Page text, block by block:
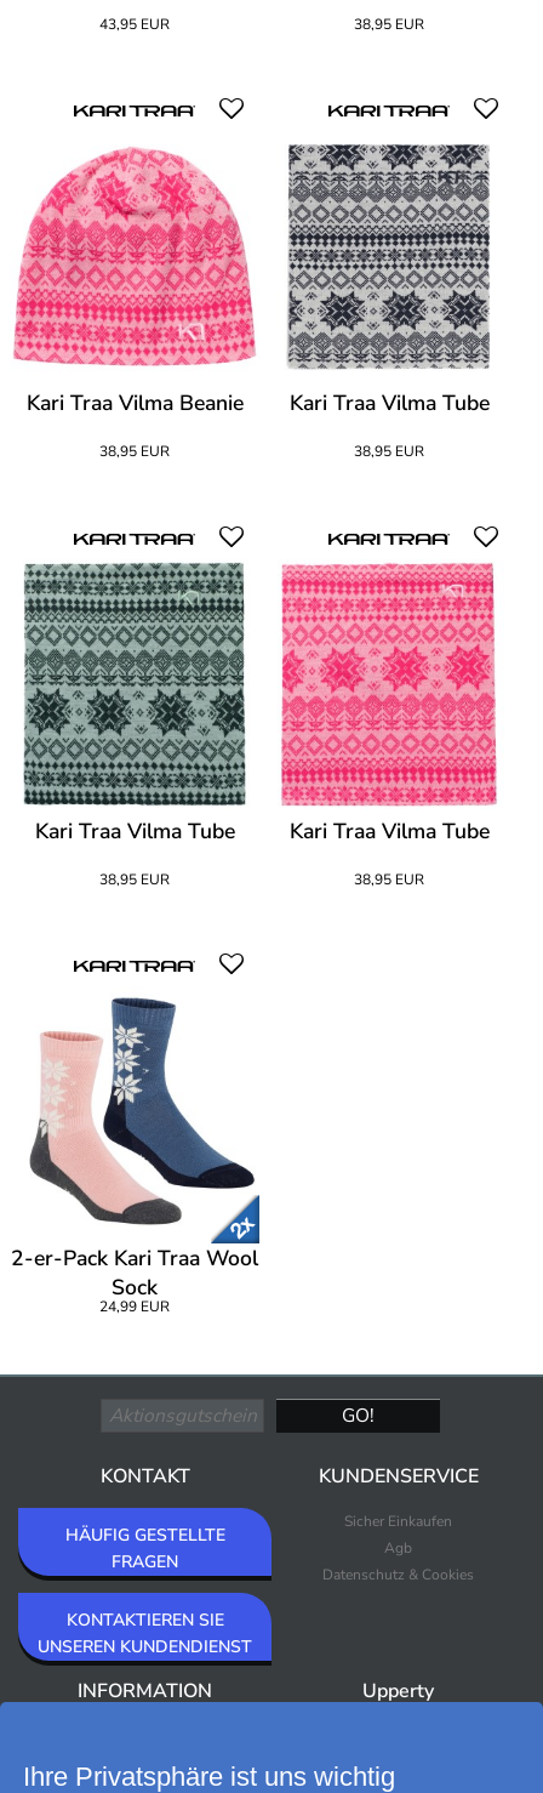
43,95 EUR 38,95 EUR
Kari Traa Vilma Beanie
38,95 EUR
Kari Traa Vilma Tube
38,95 EUR
Kari Traa Vilma Tube
38,95 EUR
Kari Traa Vilma Tube
38,95 EUR
2-er-Pack Kari Traa Wool
Sock
24,99 EUR
KONTAKT
HÄUFIG GESTELLTE
FRAGEN
KONTAKTIEREN SIE
UNSEREN KUNDENDIENST
KUNDENSERVICE
Sicher Einkaufen
Agb
Datenschutz & Cookies
INFORMATION
Newsletter
Upperty
Bestseller
Ihre Privatsphäre ist uns wichtig